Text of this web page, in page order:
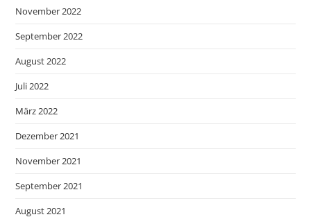
November 2022
September 2022
August 2022
Juli 2022
März 2022
Dezember 2021
November 2021
September 2021
August 2021